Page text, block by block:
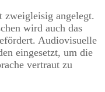
angelegt.
wird auch das
Audiovisuelle
eingesetzt, um die
vertraut zu